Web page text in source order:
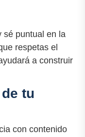
sé puntual en la
respetas el
a construir
tu
con contenido